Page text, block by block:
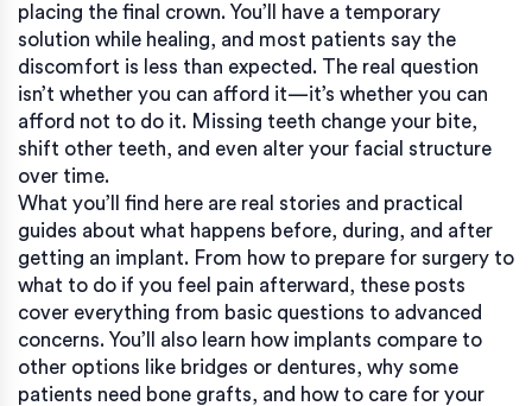
placing the final crown. You’ll have a temporary
solution while healing, and most patients say the
discomfort is less than expected. The real question
isn’t whether you can afford it—it’s whether you can
afford not to do it. Missing teeth change your bite,
shift other teeth, and even alter your facial structure
over time.
What you’ll find here are real stories and practical
guides about what happens before, during, and after
getting an implant. From how to prepare for surgery to
what to do if you feel pain afterward, these posts
cover everything from basic questions to advanced
concerns. You’ll also learn how implants compare to
other options like bridges or dentures, why some
patients need bone grafts, and how to care for your